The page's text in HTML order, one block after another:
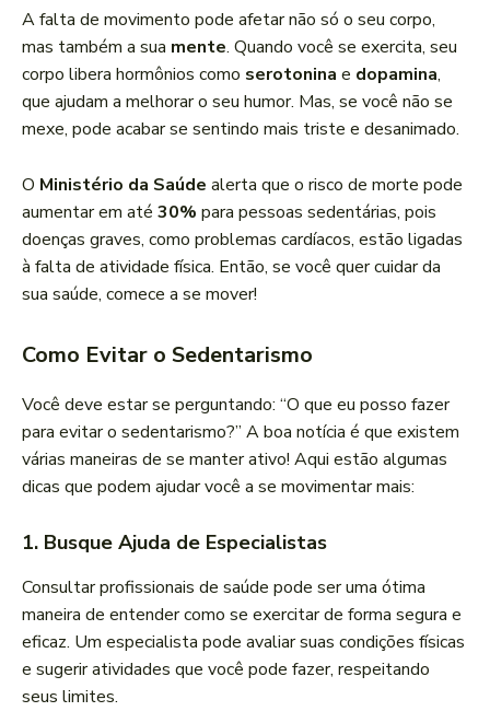
A falta de movimento pode afetar não só o seu corpo,
mas também a sua mente. Quando você se exercita, seu
corpo libera hormônios como serotonina e dopamina,
que ajudam a melhorar o seu humor. Mas, se você não se
mexe, pode acabar se sentindo mais triste e desanimado.
O Ministério da Saúde alerta que o risco de morte pode
aumentar em até 30% para pessoas sedentárias, pois
doenças graves, como problemas cardíacos, estão ligadas
à falta de atividade física. Então, se você quer cuidar da
sua saúde, comece a se mover!
Como Evitar o Sedentarismo
Você deve estar se perguntando: “O que eu posso fazer
para evitar o sedentarismo?” A boa notícia é que existem
várias maneiras de se manter ativo! Aqui estão algumas
dicas que podem ajudar você a se movimentar mais:
1. Busque Ajuda de Especialistas
Consultar profissionais de saúde pode ser uma ótima
maneira de entender como se exercitar de forma segura e
eficaz. Um especialista pode avaliar suas condições físicas
e sugerir atividades que você pode fazer, respeitando
seus limites.